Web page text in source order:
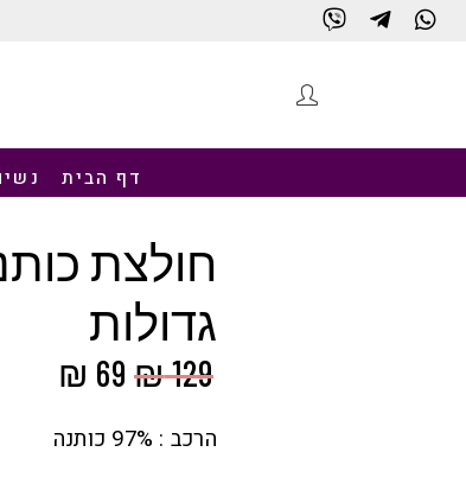
דף הבית
חנות
חולצת
גדולות
₪129
המחיר
היה:
₪ 69
הוא:
הרכב : 97% כותנה